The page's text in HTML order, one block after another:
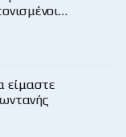
είμαστε